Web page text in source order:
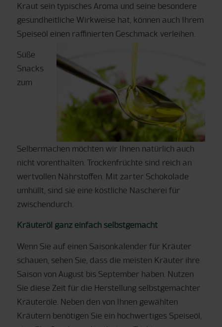
Kraut sein typisches Aroma und seine besondere
gesundheitliche Wirkweise hat, können auch Ihrem
Speiseöl einen raffinierten Geschmack verleihen.
Süße
Snacks
zum
Selbermachen möchten wir Ihnen natürlich auch
nicht vorenthalten. Trockenfrüchte sind reich an
wertvollen Nährstoffen. Mit zarter Schokolade
umhüllt, sind sie eine köstliche Nascherei für
zwischendurch.
Kräuteröl ganz einfach selbstgemacht
Wenn Sie auf einen Saisonkalender für Kräuter
schauen, sehen Sie, dass die meisten Kräuter ihre
Saison von August bis September haben. Nutzen
Sie diese Zeit für die Herstellung selbstgemachter
Kräuteröle. Neben den von Ihnen gewählten
Kräutern benötigen Sie ein hochwertiges Speiseöl,